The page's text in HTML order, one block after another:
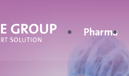
Pharma